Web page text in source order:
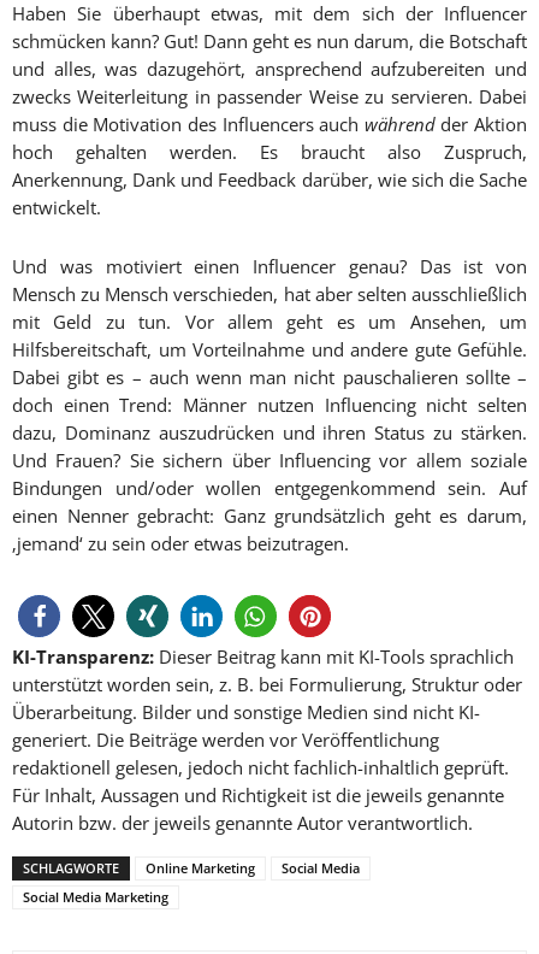
Haben Sie überhaupt etwas, mit dem sich der Influencer
schmücken kann? Gut! Dann geht es nun darum, die Botschaft
und alles, was dazugehört, ansprechend aufzubereiten und
zwecks Weiterleitung in passender Weise zu servieren. Dabei
muss die Motivation des Influencers auch währendder Aktion
hoch gehalten werden. Es braucht also Zuspruch,
Anerkennung, Dank und Feedback darüber, wie sich die Sache
entwickelt.
Und was motiviert einen Influencer genau? Das ist von
Mensch zu Mensch verschieden, hat aber selten ausschließlich
mit Geld zu tun. Vor allem geht es um Ansehen, um
Hilfsbereitschaft, um Vorteilnahme und andere gute Gefühle.
Dabei gibt es – auch wenn man nicht pauschalieren sollte –
doch einen Trend: Männer nutzen Influencing nicht selten
dazu, Dominanz auszudrücken und ihren Status zu stärken.
Und Frauen? Sie sichern über Influencing vor allem soziale
Bindungen und/oder wollen entgegenkommend sein. Auf
einen Nenner gebracht: Ganz grundsätzlich geht es darum,
‚jemand‘ zu sein oder etwas beizutragen.
KI-Transparenz: Dieser Beitrag kann mit KI-Tools sprachlich
unterstützt worden sein, z. B. bei Formulierung, Struktur oder
Überarbeitung. Bilder und sonstige Medien sind nicht KI-
generiert. Die Beiträge werden vor Veröffentlichung
redaktionell gelesen, jedoch nicht fachlich-inhaltlich geprüft.
Für Inhalt, Aussagen und Richtigkeit ist die jeweils genannte
Autorin bzw. der jeweils genannte Autor verantwortlich.
SCHLAGWORTE Online Marketing
Social Media
Social Media Marketing